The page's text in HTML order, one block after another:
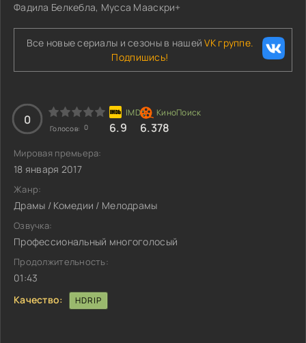
Фадила Белкебла, Мусса Мааскри+
Все новые сериалы и сезоны в нашейVK группе.
Подпишись!
0
Голосов: 0 6.9 6.378
Мировая премьера:
18 января 2017
Жанр:
Драмы / Комедии / Мелодрамы
Озвучка:
Профессиональный многоголосый
Продолжительность:
01:43
Качество:
HDRIP